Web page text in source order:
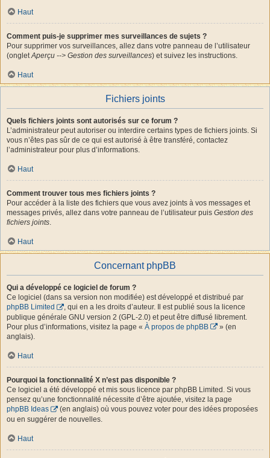
Haut
Comment puis-je supprimer mes surveillances de sujets ?
Pour supprimer vos surveillances, allez dans votre panneau de l’utilisateur
(ongletAperçu --> Gestion des surveillances) et suivez les instructions.
Haut
Fichiers joints
Quels fichiers joints sont autorisés sur ce forum ?
L’administrateur peut autoriser ou interdire certains types de fichiers joints. Si
vous n’êtes pas sûr de ce qui est autorisé à être transféré, contactez
l’administrateur pour plus d’informations.
Haut
Comment trouver tous mes fichiers joints ?
Pour accéder à la liste des fichiers que vous avez joints à vos messages et
messages privés, allez dans votre panneau de l’utilisateur puis Gestion des
fichiers joints.
Haut
Concernant phpBB
Qui a développé ce logiciel de forum ?
Ce logiciel (dans sa version non modifiée) est développé et distribué par
phpBB Limited
, qui en a les droits d’auteur. Il est publié sous la licence
publique générale GNU version 2 (GPL-2.0) et peut être diffusé librement.
Pour plus d’informations, visitez la page « À propos de phpBB
» (en
anglais).
Haut
Pourquoi la fonctionnalité X n’est pas disponible ?
Ce logiciel a été développé et mis sous licence par phpBB Limited. Si vous
pensez qu’une fonctionnalité nécessite d’être ajoutée, visitez la page
phpBB Ideas
(en anglais) où vous pouvez voter pour des idées proposées
ou en suggérer de nouvelles.
Haut